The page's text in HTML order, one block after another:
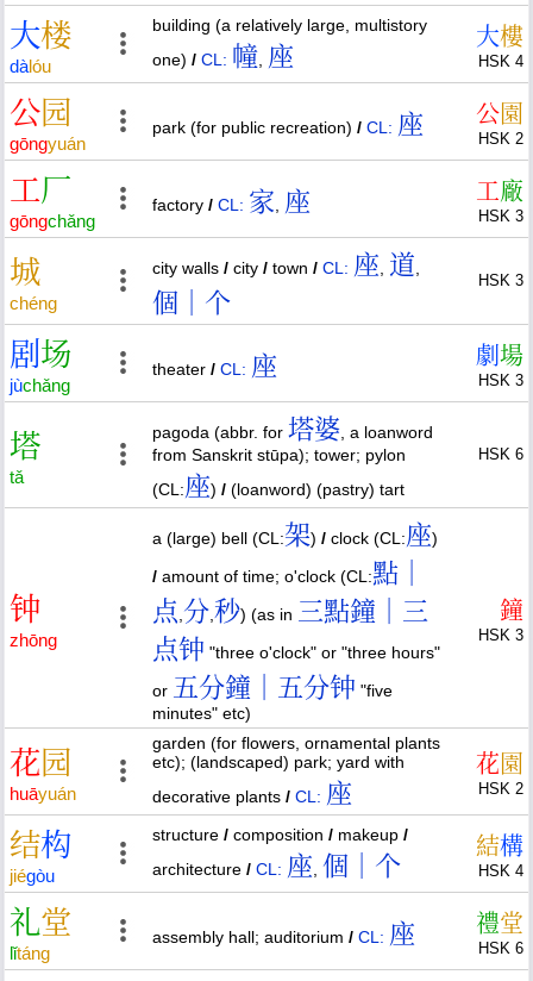
大楼
dàlóu
building (a relatively large, multistory
one) / CL: 幢 座
大樓
HSK 4
公园
gōngyuán
park (for public recreation) / CL: 座 公園
HSK 2
工厂
gōngchǎng
factory / CL: 家 座 工廠
HSK 3
城
chéng
city walls / city / town / CL: 座 道
個｜个
HSK 3
剧 场
jùchǎng
theater / CL: 座 劇 場
HSK 3
塔
tǎ
pagoda (abbr. for 塔婆 , a loanword
from Sanskrit stūpa); tower; pylon
(CL:座) / (loanword) (pastry) tart
HSK 6
钟
zhōng
a (large) bell (CL:架) / clock (CL:座)
/ amount of time; o'clock (CL:點｜
点 分秒) (as in 三點鐘｜三
点钟 "three o'clock" or "three hours"
or 五分鐘｜五分钟 "five
minutes" etc)
鐘
HSK 3
花 园
huāyuán
garden (for flowers, ornamental plants
etc); (landscaped) park; yard with
decorative plants / CL: 座
花 園
HSK 2
结构
jiégòu
structure / composition / makeup /
architecture / CL: 座 個｜个
結構
HSK 4
礼堂
lǐtáng
assembly hall; auditorium / CL: 座 禮堂
HSK 6